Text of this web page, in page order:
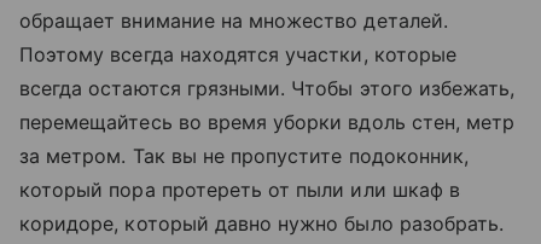
обращает внимание на множество деталей.
Поэтому всегда находятся участки, которые
всегда остаются грязными. Чтобы этого избежать,
перемещайтесь во время уборки вдоль стен, метр
за метром. Так вы не пропустите подоконник,
который пора протереть от пыли или шкаф в
коридоре, который давно нужно было разобрать.